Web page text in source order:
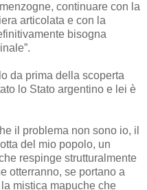
continuare con la
articolata e con la
bisogna
da prima della scoperta
lo Stato argentino e lei è
il problema non sono io, il
del mio popolo, un
respinge strutturalmente
otterranno, se portano a
mistica mapuche che